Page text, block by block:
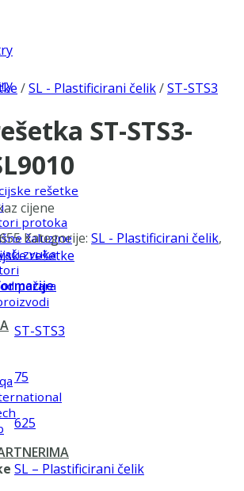
rešetke
protoka
žaluzine
zvuka
požara
/SL - Plastificirani čelik/ST-STS3
ST-STS3-
cijene
Kategorije: SL - Plastificirani čelik,
rešetke
ST-STS3
75
625
SL – Plastificirani čelik